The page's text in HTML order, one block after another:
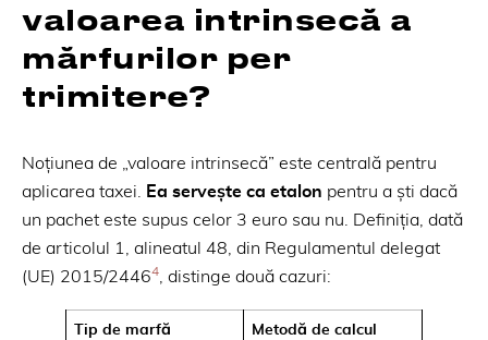
valoarea intrinsecă a
mărfurilor per
trimitere?
Noțiunea de „valoare intrinsecă” este centrală pentru
aplicarea taxei. Ea servește ca etalon pentru a ști dacă
un pachet este supus celor 3 euro sau nu. Definiția, dată
de articolul 1, alineatul 48, din Regulamentul delegat
(UE) 2015/24464, distinge două cazuri:
Tip de marfă Metodă de calcul